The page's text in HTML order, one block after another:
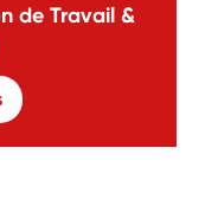
de Travail &